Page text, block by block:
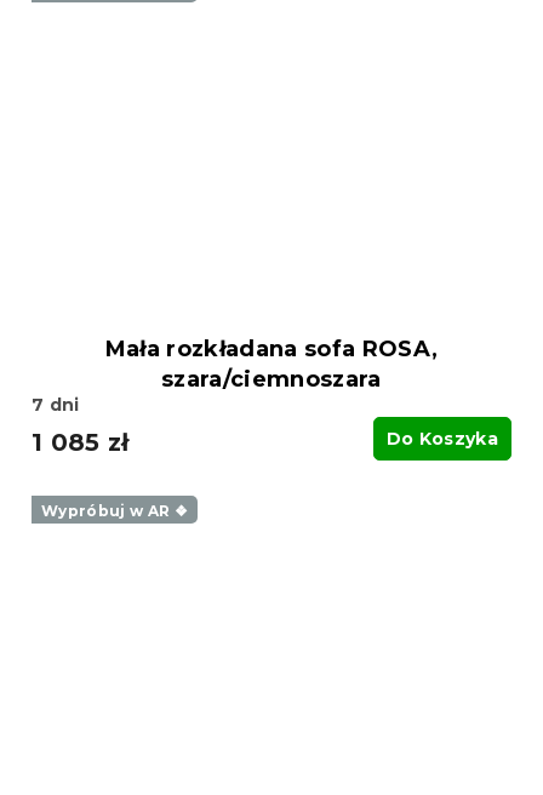
Mała rozkładana sofa ROSA,
szara/ciemnoszara
7 dni
1 085 zł Do Koszyka
Wypróbuj w AR ❖